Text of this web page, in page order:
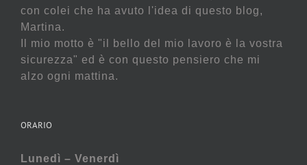
con colei che ha avuto l'idea di questo blog,
Martina.
Il mio motto è "il bello del mio lavoro è la vostra
sicurezza" ed è con questo pensiero che mi
alzo ogni mattina.
ORARIO
Lunedì – Venerdì